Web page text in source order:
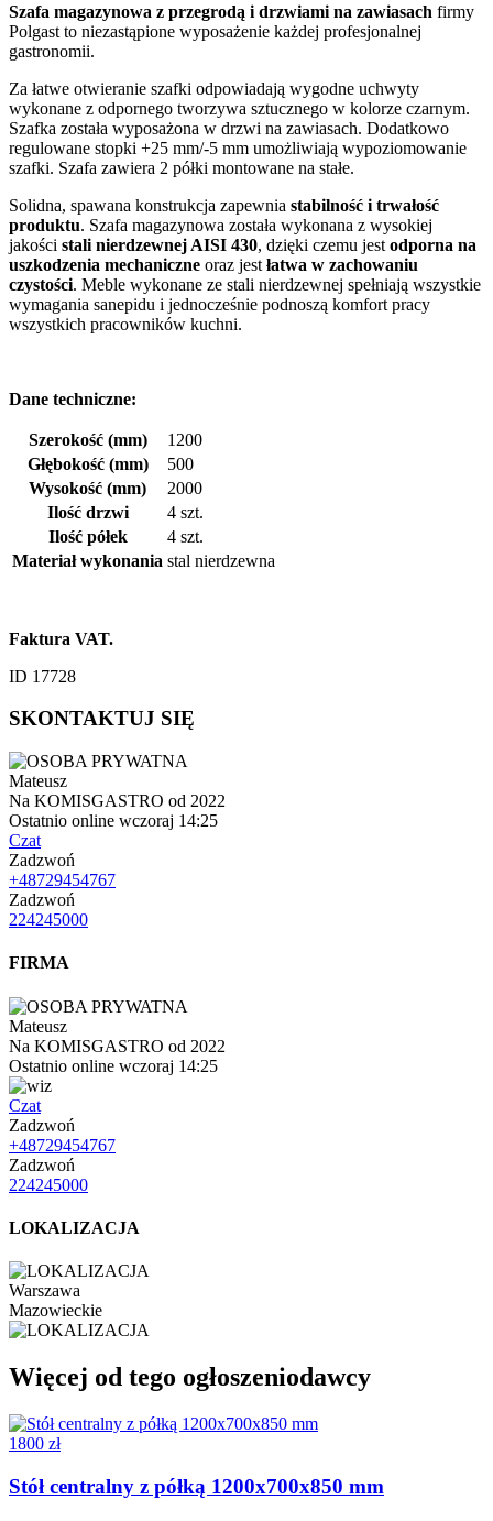
Szafa magazynowa z przegrodą i drzwiami na zawiasach firmy
Polgast to niezastąpione wyposażenie każdej profesjonalnej
gastronomii.
Za łatwe otwieranie szafki odpowiadają wygodne uchwyty
wykonane z odpornego tworzywa sztucznego w kolorze czarnym.
Szafka została wyposażona w drzwi na zawiasach. Dodatkowo
regulowane stopki +25 mm/-5 mm umożliwiają wypoziomowanie
szafki. Szafa zawiera 2 półki montowane na stałe.
Solidna, spawana konstrukcja zapewnia stabilność i trwałość
produktu. Szafa magazynowa została wykonana z wysokiej
jakości stali nierdzewnej AISI 430, dzięki czemu jest odporna na
uszkodzenia mechaniczne oraz jest łatwa w zachowaniu
czystości. Meble wykonane ze stali nierdzewnej spełniają wszystkie
wymagania sanepidu i jednocześnie podnoszą komfort pracy
wszystkich pracowników kuchni.
Dane techniczne:
Szerokość (mm)
1200
Głębokość (mm)
500
Wysokość (mm)
2000
Ilość drzwi
4 szt.
Ilość półek
4 szt.
Materiał wykonania stal nierdzewna
Faktura VAT.
ID 17728
SKONTAKTUJ SIĘ
Mateusz
Na KOMISGASTRO od 2022
Ostatnio online wczoraj 14:25
Czat
Zadzwoń
+48729454767
Zadzwoń
224245000
FIRMA
Mateusz
Na KOMISGASTRO od 2022
Ostatnio online wczoraj 14:25
Czat
Zadzwoń
+48729454767
Zadzwoń
224245000
LOKALIZACJA
Warszawa
Mazowieckie
Więcej od tego ogłoszeniodawcy
1800 zł
Stół centralny z półką 1200x700x850 mm